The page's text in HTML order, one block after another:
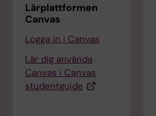
Lärplattformen
Canvas
Logga in i Canvas
Lär dig använda
Canvas i Canvas
studentguide